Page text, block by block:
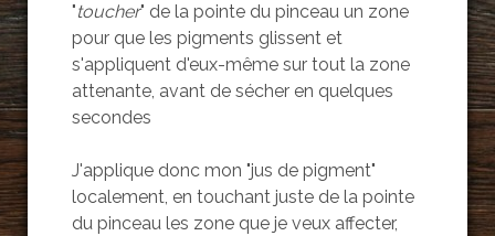
"toucher" de la pointe du pinceau un zone
pour que les pigments glissent et
s'appliquent d'eux-même sur tout la zone
attenante, avant de sécher en quelques
secondes
J'applique donc mon "jus de pigment"
localement, en touchant juste de la pointe
du pinceau les zone que je veux affecter,